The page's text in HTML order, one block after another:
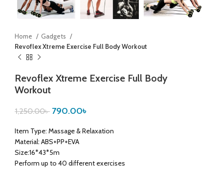
Home
Gadgets
Revoflex Xtreme Exercise Full Body Workout
Revoflex Xtreme Exercise Full Body
Workout
1,250.00৳ 790.00৳
Item Type: Massage & Relaxation
Material: ABS+PP+EVA
Size:16*43*5m
Perform up to 40 different exercises